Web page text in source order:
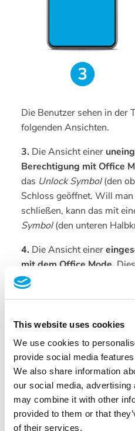
This website uses cookies
We use cookies to
provide social media
We also share information
our social media,
may combine it with other
provided to them or that
of their services.
Die Benutzer sehen in der
folgenden Ansichten.
3. Die Ansicht einer
Berechtigung mit Office
das Unlock Symbol(den
Schloss geöffnet. Will
schließen, kann das mit
Symbol(den unteren
4. Die Ansicht einer
mit dem Office Mode.
wenn die Berechtigung
Einschränkungen verfügt.
(z. B. während der
Ende des jeweiligen
automatisch wieder
dasUnlock Symbol(den
Schloss geöffnet. Will
Ende des jeweiligen
kann das mit einem Klick
unteren Halbkreis)